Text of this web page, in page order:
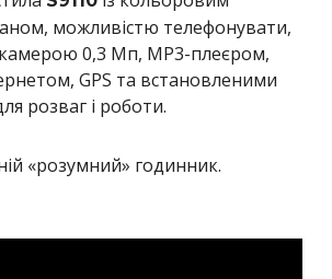
можливістю телефонувати,
0,3 Мп, MP3-плеєром,
GPS та встановленими
розваг і роботи.
«розумний» годинник.